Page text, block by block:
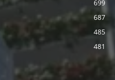
699
687
485
481